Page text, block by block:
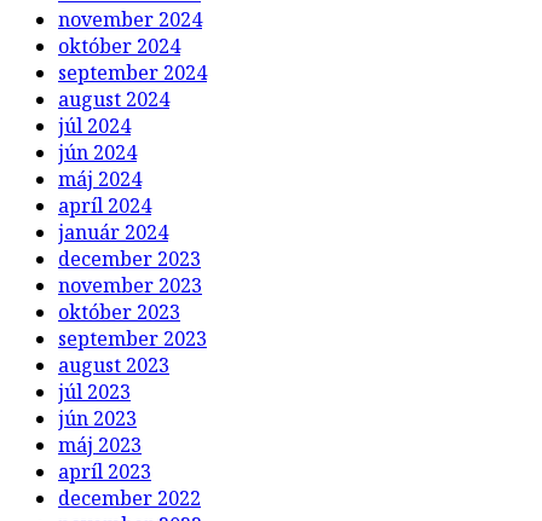
november 2024
október 2024
september 2024
august 2024
júl 2024
jún 2024
máj 2024
apríl 2024
január 2024
december 2023
november 2023
október 2023
september 2023
august 2023
júl 2023
jún 2023
máj 2023
apríl 2023
december 2022